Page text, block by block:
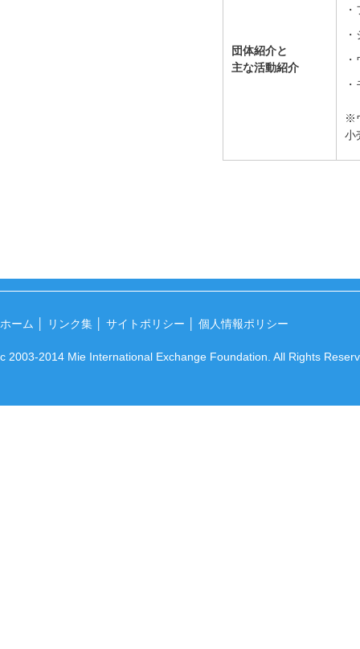
団体紹介と
主な活動紹介
※
小
ホーム リンク集 サイトポリシー 個人情報ポリシー
c 2003-2014 Mie International Exchange Foundation. All Rights